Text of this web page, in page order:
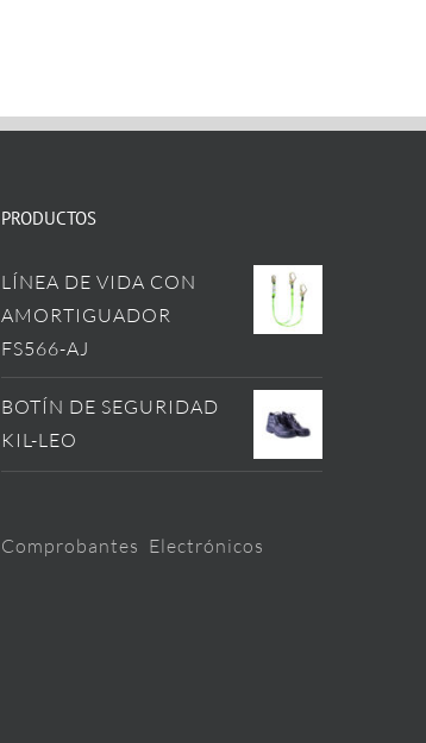
PRODUCTOS
LÍNEA DE VIDA CON
AMORTIGUADOR
FS566-AJ
BOTÍN DE SEGURIDAD
KIL-LEO
Comprobantes Electrónicos